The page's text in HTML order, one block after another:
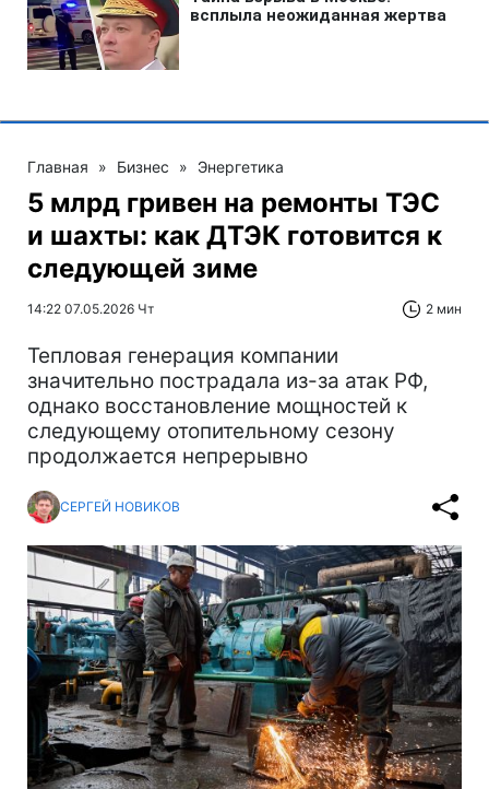
Главная » Бизнес » Энергетика
5 млрд гривен на ремонты ТЭС
и шахты: как ДТЭК готовится к
следующей зиме
14:22 07.05.2026 Чт 2 мин
Тепловая генерация компании
значительно пострадала из-за атак РФ,
однако восстановление мощностей к
следующему отопительному сезону
продолжается непрерывно
СЕРГЕЙ НОВИКОВ